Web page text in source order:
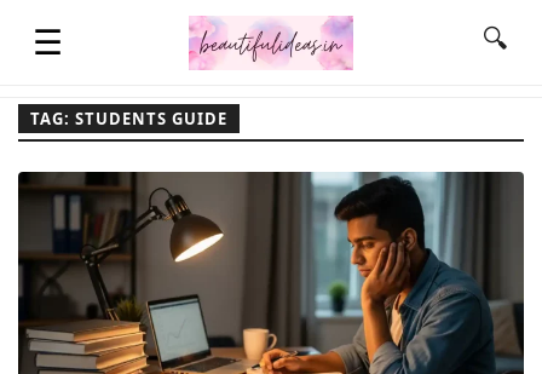
☰
QUOTES
LIFESTYLE
🔍
TAG: STUDENTS GUIDE